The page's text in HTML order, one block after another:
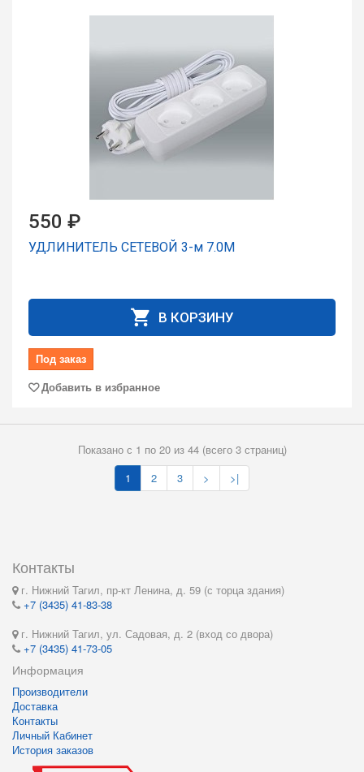
550 ₽
УДЛИНИТЕЛЬ СЕТЕВОЙ 3-м 7.0М
В КОРЗИНУ
Под заказ
Добавить в избранное
Показано с 1 по 20 из 44 (всего 3 страниц)
1
2 3 > >|
Контакты
г. Нижний Тагил, пр-кт Ленина, д. 59 (с торца здания)
+7 (3435) 41-83-38
г. Нижний Тагил, ул. Садовая, д. 2 (вход со двора)
+7 (3435) 41-73-05
Информация
Производители
Доставка
Контакты
Личный Кабинет
История заказов